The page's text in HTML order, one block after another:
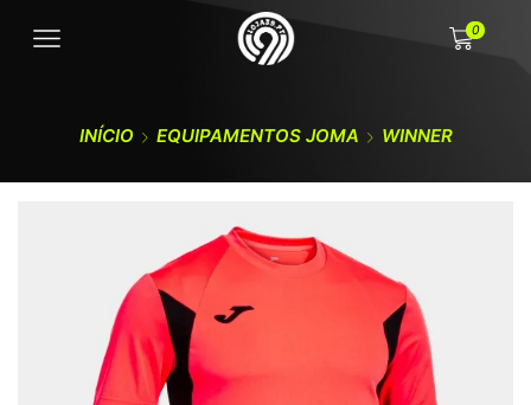
0
INÍCIO EQUIPAMENTOS JOMA WINNER